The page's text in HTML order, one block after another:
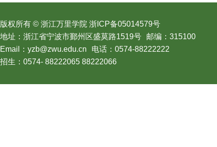
版权所有 © 浙江万里学院 浙ICP备05014579号
地址：浙江省宁波市鄞州区盛莫路1519号
邮编：315100
Email：yzb@zwu.edu.cn
电话：0574-88222222
招生：0574- 88222065 88222066